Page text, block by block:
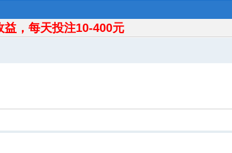
，每天投注10-400元